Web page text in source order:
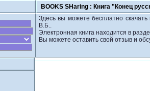
BOOKS SHaring : Книга "Конец
Здесь вы можете бесплатно скачать
В.Б..
Электронная книга находится в
Вы можете оставить свой отзыв и